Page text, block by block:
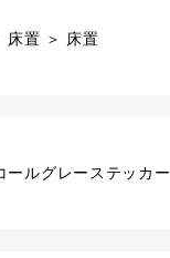
床置 ＞ 床置
ールグレーステッカー